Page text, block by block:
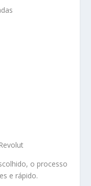
o processo
e rápido.